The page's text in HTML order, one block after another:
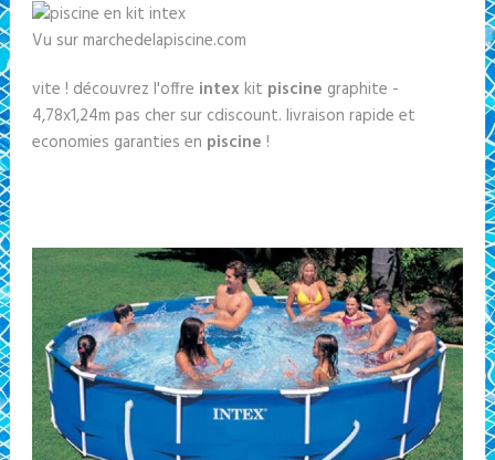
Vu sur marchedelapiscine.com
vite ! découvrez l'offre intex kit piscine graphite -
4,78x1,24m pas cher sur cdiscount. livraison rapide et
economies garanties en piscine !